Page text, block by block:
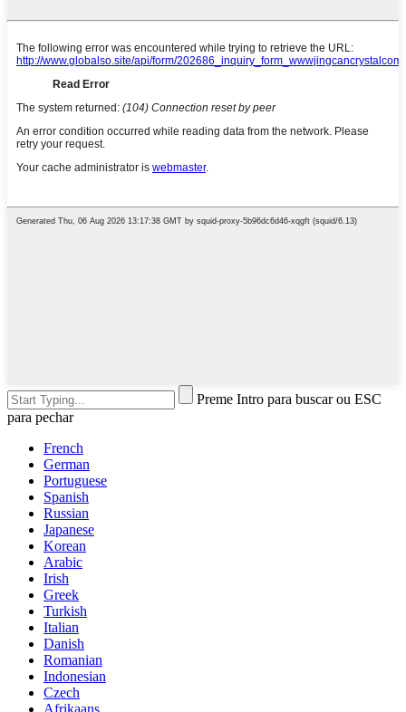
Preme Intro para buscar ou ESC
para pechar
French
German
Portuguese
Spanish
Russian
Japanese
Korean
Arabic
Irish
Greek
Turkish
Italian
Danish
Romanian
Indonesian
Czech